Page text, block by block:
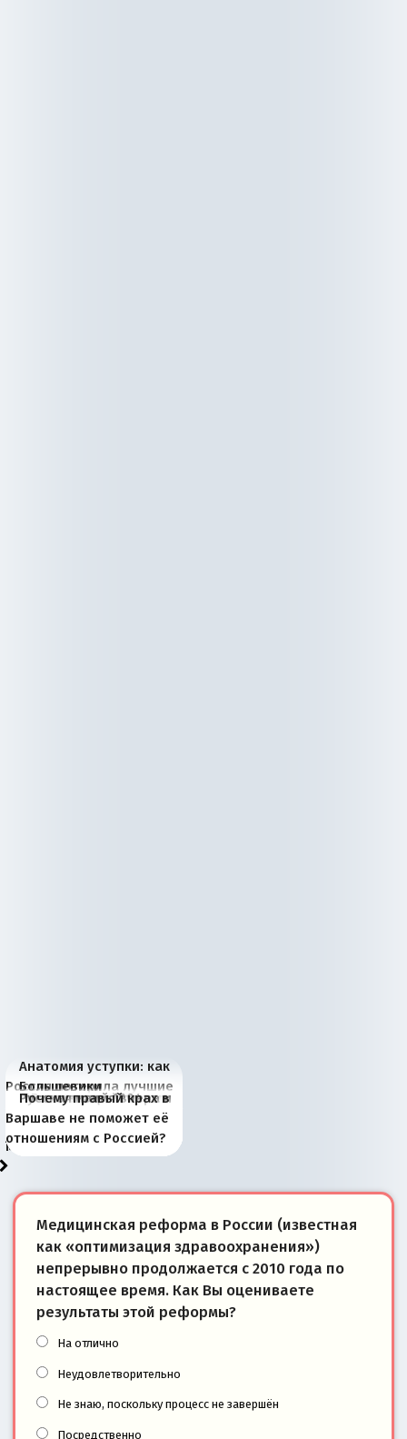
Анатомия уступки: как
Россия потеряла лучшие
рыбопромысловые
районы Баренцева
моря
Большевики
отличаются от «Яблока»
тем, что они -
победители
Киевская марионетка
Запада рассказала о
«переобувании» хозяев
В России назрели
перемены: 15 шагов к
суверенной экономике
Миграционный пожар
Европы
Россия начинает
сбрасывать балласт
Анкориджа
Россия зимой 1904
года: первые уступки во
внутренней политике
Русская нация вчера и
сегодня
Почему правый крах в
Варшаве не поможет её
отношениям с Россией?
Медицинская реформа в России (известная
как «оптимизация здравоохранения»)
непрерывно продолжается с 2010 года по
настоящее время. Как Вы оцениваете
результаты этой реформы?
На отлично
Неудовлетворительно
Не знаю, поскольку процесс не завершён
Посредственно